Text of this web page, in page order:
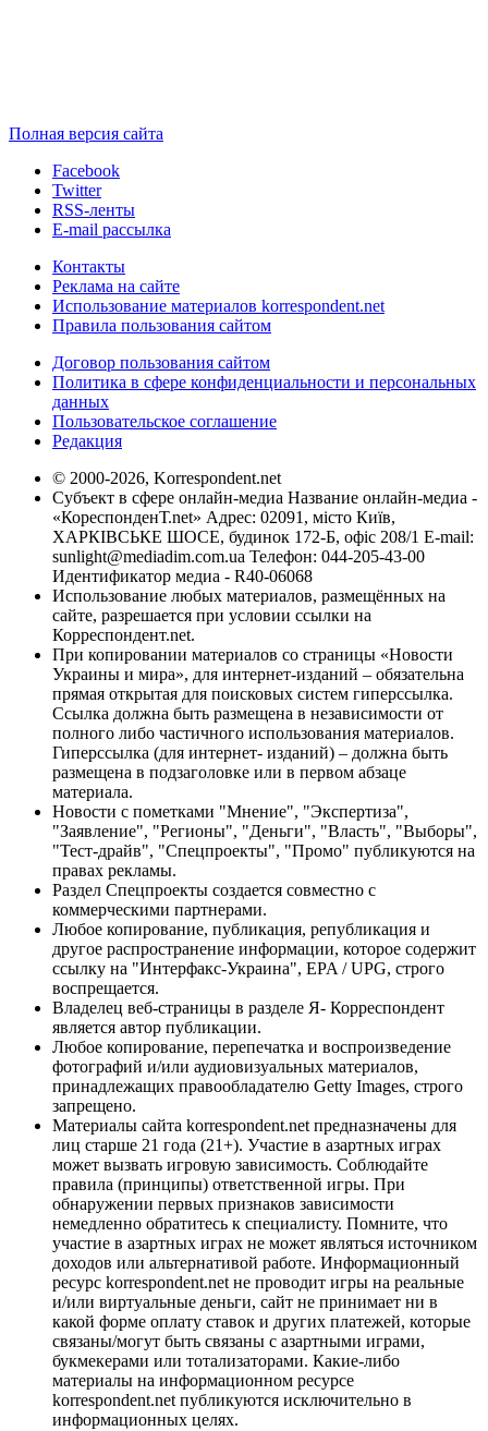
Полная версия сайта
Facebook
Twitter
RSS-ленты
E-mail рассылка
Контакты
Реклама на сайте
Использование материалов korrespondent.net
Правила пользования сайтом
Договор пользования сайтом
Политика в сфере конфиденциальности и персональных
данных
Пользовательское соглашение
Редакция
© 2000-2026, Korrespondent.net
Субъект в сфере онлайн-медиа Название онлайн-медиа -
«КореспонденТ.net» Адрес: 02091, місто Київ,
ХАРКІВСЬКЕ ШОСЕ, будинок 172-Б, офіс 208/1 E-mail:
sunlight@mediadim.com.ua Телефон: 044-205-43-00
Идентификатор медиа - R40-06068
Использование любых материалов, размещённых на
сайте, разрешается при условии ссылки на
Корреспондент.net.
При копировании материалов со страницы «Новости
Украины и мира», для интернет-изданий – обязательна
прямая открытая для поисковых систем гиперссылка.
Ссылка должна быть размещена в независимости от
полного либо частичного использования материалов.
Гиперссылка (для интернет- изданий) – должна быть
размещена в подзаголовке или в первом абзаце
материала.
Новости с пометками "Мнение", "Экспертиза",
"Заявление", "Регионы", "Деньги", "Власть", "Выборы",
"Тест-драйв", "Спецпроекты", "Промо" публикуются на
правах рекламы.
Раздел Спецпроекты создается совместно с
коммерческими партнерами.
Любое копирование, публикация, републикация и
другое распространение информации, которое содержит
ссылку на "Интерфакс-Украина", EPA / UPG, строго
воспрещается.
Владелец веб-страницы в разделе Я- Корреспондент
является автор публикации.
Любое копирование, перепечатка и воспроизведение
фотографий и/или аудиовизуальных материалов,
принадлежащих правообладателю Getty Images, строго
запрещено.
Материалы сайта korrespondent.net предназначены для
лиц старше 21 года (21+). Участие в азартных играх
может вызвать игровую зависимость. Соблюдайте
правила (принципы) ответственной игры. При
обнаружении первых признаков зависимости
немедленно обратитесь к специалисту. Помните, что
участие в азартных играх не может являться источником
доходов или альтернативой работе. Информационный
ресурс korrespondent.net не проводит игры на реальные
и/или виртуальные деньги, сайт не принимает ни в
какой форме оплату ставок и других платежей, которые
связаны/могут быть связаны с азартными играми,
букмекерами или тотализаторами. Какие-либо
материалы на информационном ресурсе
korrespondent.net публикуются исключительно в
информационных целях.